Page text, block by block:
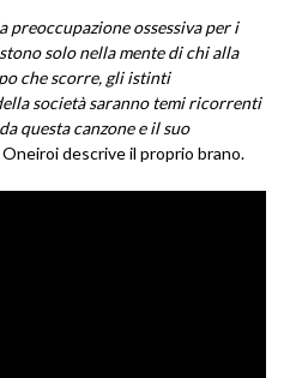
preoccupazione ossessiva per i
solo nella mente di chi alla
che scorre, gli istinti
società saranno temi ricorrenti
questa canzone e il suo
descrive il proprio brano.